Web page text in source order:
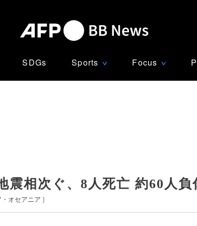
SDGs Sports ∨ Focus ∨
相次ぐ、8人死亡 約60人負
・オセアニア ]